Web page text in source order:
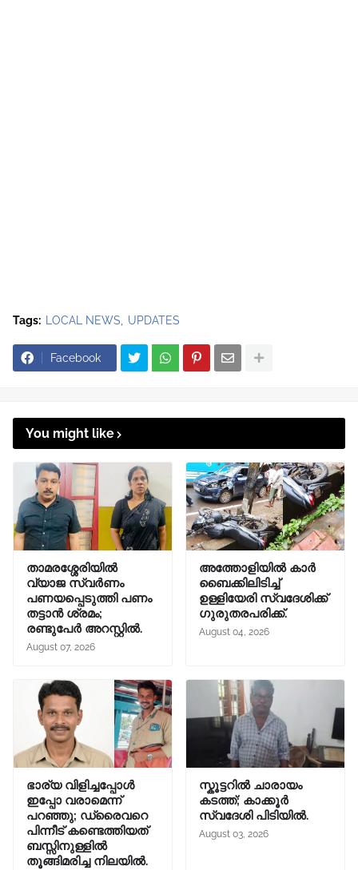
Tags: LOCAL NEWS UPDATES
Facebook
You might like
താമരശ്ശേരിയിൽ
വ്യാജ സ്വർണം
പണയപ്പെടുത്തി പണം
തട്ടാൻ ശ്രമം;
രണ്ടുപേർ അറസ്റ്റിൽ.
August 07, 2026
അത്തോളിയിൽ കാർ
ബൈക്കിലിടിച്ച്
ഉള്ളിയേരി സ്വദേശിക്ക്
ഗുരുതരപരിക്ക്.
August 04, 2026
ഭാര്യ വിളിച്ചപ്പോള്‍
ഇപ്പോ വരാമെന്ന്
പറഞ്ഞു; ഡ്രൈവറെ
പിന്നീട് കണ്ടെത്തിയത്
ബസ്സിനുള്ളില്‍
തൂങ്ങിമരിച്ച നിലയിൽ.
സ്കൂട്ടറിൽ ചാരായം
കടത്ത്; കാക്കൂർ
സ്വദേശി പിടിയിൽ.
August 03, 2026